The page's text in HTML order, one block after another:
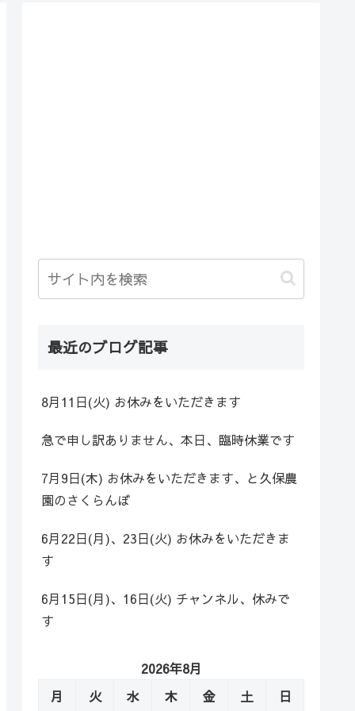
最近のブログ記事
8月11日(火) お休みをいただきます
急で申し訳ありません、本日、臨時休業です
7月9日(木) お休みをいただきます、と久保農
園のさくらんぼ
6月22日(月)、23日(火) お休みをいただきま
す
6月15日(月)、16日(火) チャンネル、休みで
す
2026年8月
月
火 水 木 金 土
日